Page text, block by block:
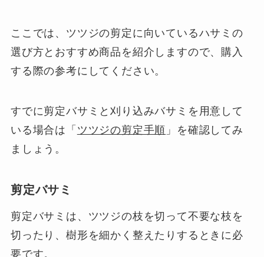
ここでは、ツツジの剪定に向いているハサミの
選び方とおすすめ商品を紹介しますので、購入
する際の参考にしてください。
すでに剪定バサミと刈り込みバサミを用意して
いる場合は「 ツツジの剪定手順 」を確認してみ
ましょう。
剪定バサミ
剪定バサミは、ツツジの枝を切って不要な枝を
切ったり、樹形を細かく整えたりするときに必
要です。